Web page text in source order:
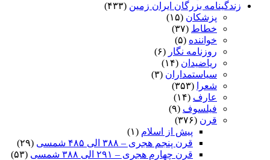
زندگینامه بزرگان ایران زمین (۴۳۳)
پزشکان (۱۵)
خطاط (۳۷)
خواننده (۵)
روزنامه نگار (۶)
ریاضیدان (۱۴)
سیاستمداران (۳)
شعرا
(۳۵۳)
عارف (۱۴)
فیلسوف (۹)
قرن (۳۷۶)
پیش از اسلام (۱)
قرن پنجم هجری – ۳۸۸ الی ۴۸۵ شمسی
(۲۹)
قرن چهارم هجری – ۲۹۱ الی ۳۸۸ شمسی
(۵۳)